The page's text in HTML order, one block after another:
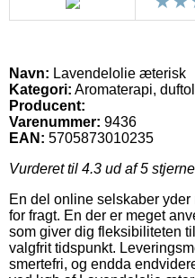
Navn: Lavendelolie æterisk
Kategori: Aromaterapi,
Producent:
Varenummer: 9436
EAN: 5705873010235
Vurderet til 4.3 ud af 5
En del online selskaber
for fragt. En der er meget
som giver dig fleksibiliteten
valgfrit tidspunkt.
smertefri, og endda